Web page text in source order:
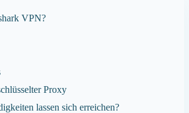
VPN?
Proxy
lassen sich erreichen?